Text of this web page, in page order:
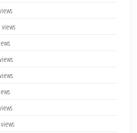
views